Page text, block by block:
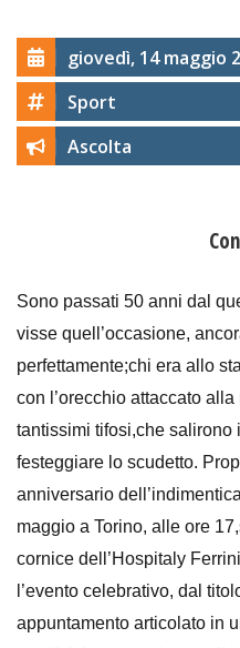
giovedì, 14 maggio
Sport
Ascolta
Sono passati 50 anni dal
visse quell’occasione,
perfettamente;chi era allo
con l’orecchio attaccato
tantissimi tifosi,che salirono
festeggiare lo scudetto.
anniversario
maggio a Torino, alle ore
cornice dell’Hospitaly
l’evento celebrativo, dal
appuntamento articolato in